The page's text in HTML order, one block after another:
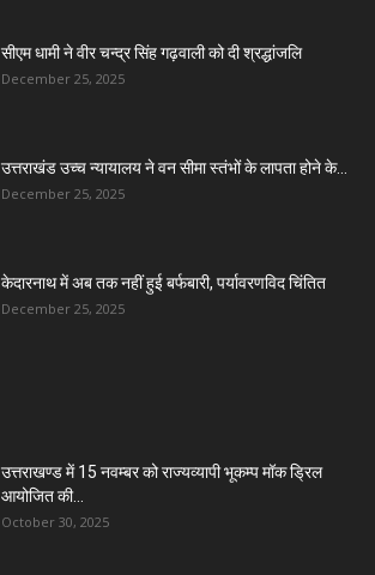
सीएम धामी ने वीर चन्द्र सिंह गढ़वाली को दी श्रद्धांजलि
December 25, 2025
उत्तराखंड उच्च न्यायालय ने वन सीमा स्तंभों के लापता होने के...
December 25, 2025
केदारनाथ में अब तक नहीं हुई बर्फबारी, पर्यावरणविद चिंतित
December 25, 2025
उत्तराखण्ड में 15 नवम्बर को राज्यव्यापी भूकम्प मॉक ड्रिल
आयोजित की...
October 30, 2025